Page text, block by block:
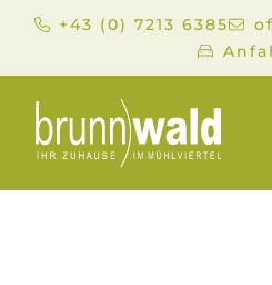
+43 (0) 7213 6385